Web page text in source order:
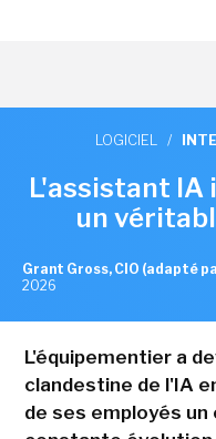
LOGICIEL /
L'assistant IA
un
Grant Gross, CIO (adapté
2026
L'équipementier a
clandestine de l'IA
de ses employés